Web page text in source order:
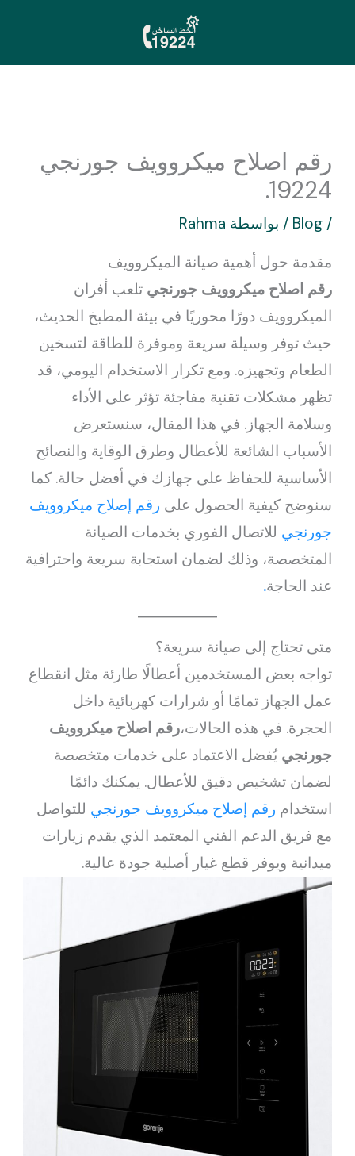
المحتوى
رقم اصلاح ميكروويف جورنجي
19224.
/
Blog / بواسطة Rahma
مقدمة حول أهمية صيانة الميكروويف
رقم اصلاح ميكروويف جورنجي تلعب أفران
الميكروويف دورًا محوريًا في بيئة المطبخ الحديث،
حيث توفر وسيلة سريعة وموفرة للطاقة لتسخين
الطعام وتجهيزه. ومع تكرار الاستخدام اليومي، قد
تظهر مشكلات تقنية مفاجئة تؤثر على الأداء
وسلامة الجهاز. في هذا المقال، سنستعرض
الأسباب الشائعة للأعطال وطرق الوقاية والنصائح
الأساسية للحفاظ على جهازك في أفضل حالة. كما
سنوضح كيفية الحصول على رقم إصلاح ميكروويف
جورنجي للاتصال الفوري بخدمات الصيانة
المتخصصة، وذلك لضمان استجابة سريعة واحترافية
عند الحاجة.
متى تحتاج إلى صيانة سريعة؟
تواجه بعض المستخدمين أعطالًا طارئة مثل انقطاع
عمل الجهاز تمامًا أو شرارات كهربائية داخل
الحجرة. في هذه الحالات،رقم اصلاح ميكروويف
جورنجي يُفضل الاعتماد على خدمات متخصصة
لضمان تشخيص دقيق للأعطال. يمكنك دائمًا
استخدام رقم إصلاح ميكروويف جورنجي للتواصل
مع فريق الدعم الفني المعتمد الذي يقدم زيارات
ميدانية ويوفر قطع غيار أصلية جودة عالية.